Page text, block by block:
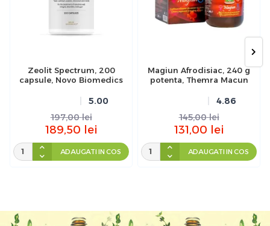
Zeolit Spectrum, 200
capsule, Novo Biomedics
5.00
197,00 lei
189,50 lei
ADAUGATI IN COS
Magiun Afrodisiac, 240 g
potenta, Themra Macun
4.86
145,00 lei
131,00 lei
ADAUGATI IN COS